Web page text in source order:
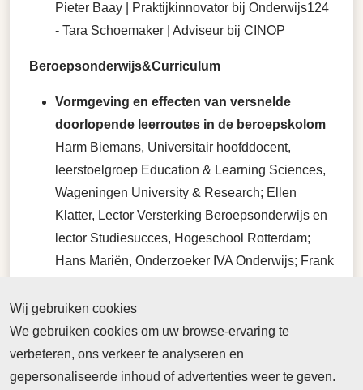
Pieter Baay | Praktijkinnovator bij Onderwijs124
- Tara Schoemaker | Adviseur bij CINOP
Beroepsonderwijs&Curriculum
Vormgeving en effecten van versnelde
doorlopende leerroutes in de beroepskolom
Harm Biemans, Universitair hoofddocent,
leerstoelgroep Education & Learning Sciences,
Wageningen University & Research; Ellen
Klatter, Lector Versterking Beroepsonderwijs en
lector Studiesucces, Hogeschool Rotterdam;
Hans Mariën, Onderzoeker IVA Onderwijs; Frank
Talentontwikkeling, Hogeschool Rotterdam.
Deze uitgave verschijnt in week 18
Foto: Gemma Chua-Tran - Unsplash
Wij gebruiken cookies
We gebruiken cookies om uw browse-ervaring te
verbeteren, ons verkeer te analyseren en
gepersonaliseerde inhoud of advertenties weer te geven.